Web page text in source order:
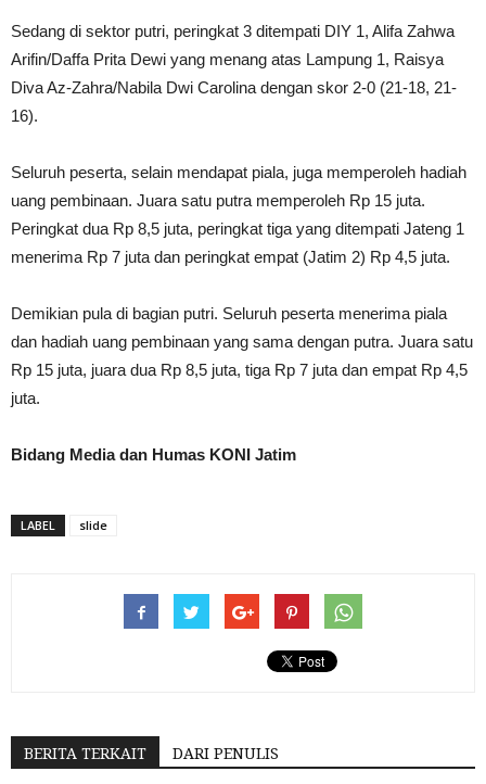
Sedang di sektor putri, peringkat 3 ditempati DIY 1, Alifa Zahwa
Arifin/Daffa Prita Dewi yang menang atas Lampung 1, Raisya
Diva Az-Zahra/Nabila Dwi Carolina dengan skor 2-0 (21-18, 21-
16).
Seluruh peserta, selain mendapat piala, juga memperoleh hadiah
uang pembinaan. Juara satu putra memperoleh Rp 15 juta.
Peringkat dua Rp 8,5 juta, peringkat tiga yang ditempati Jateng 1
menerima Rp 7 juta dan peringkat empat (Jatim 2) Rp 4,5 juta.
Demikian pula di bagian putri. Seluruh peserta menerima piala
dan hadiah uang pembinaan yang sama dengan putra. Juara satu
Rp 15 juta, juara dua Rp 8,5 juta, tiga Rp 7 juta dan empat Rp 4,5
juta.
Bidang Media dan Humas KONI Jatim
LABEL slide
BERITA TERKAIT DARI PENULIS